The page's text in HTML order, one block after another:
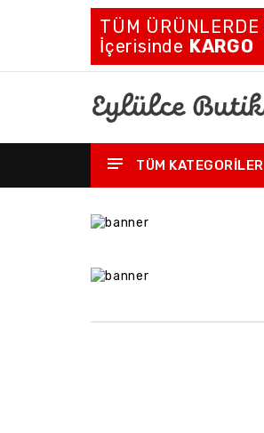
TÜM ÜRÜNLERDE
İçerisinde KARGO
TÜM KATEGORILER